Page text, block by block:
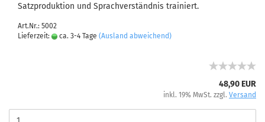
Satzproduktion und Sprachverständnis trainiert.
Art.Nr.: 5002
Lieferzeit:
ca. 3-4 Tage (Ausland abweichend)
48,90 EUR
inkl. 19% MwSt. zzgl. Versand